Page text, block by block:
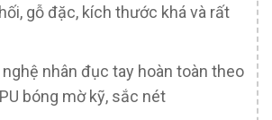
gỗ đặc, kích thước khá và rất
nhân đục tay hoàn toàn theo
bóng mờ kỹ, sắc nét